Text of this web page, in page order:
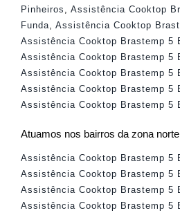
Pinheiros , Assistência Cooktop
Funda, Assistência Cooktop
Assistência Cooktop Brastemp 5
Assistência Cooktop Brastemp 5
Assistência Cooktop Brastemp 5
Assistência Cooktop Brastemp 5
Assistência Cooktop Brastemp 5
Atuamos nos bairros da zona norte
Assistência Cooktop Brastemp 5
Assistência Cooktop Brastemp 5
Assistência Cooktop Brastemp 5
Assistência Cooktop Brastemp 5